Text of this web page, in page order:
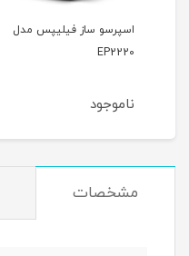
اسپرسو ساز فیلیپس مدل
EP2220
ناموجود
مشخصات